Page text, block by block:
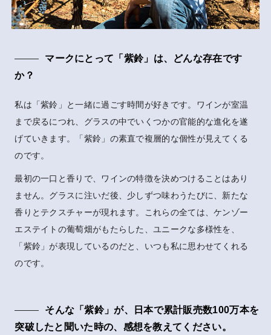
マークにとって「紫鈴」は、どんな存在です
か？
私は「紫鈴」と一緒に過ごす時間が好きです。ワインが室温
まで戻るにつれ、グラスの中でいくつかの官能的な進化を遂
げていきます。「紫鈴」の素直で複層的な個性が見えてくる
のです。
最初の一口と香りで、ワインの特徴を決めつけることはあり
ません。グラスに注いだ後、少しずつ味わうたびに、新たな
香りとテクスチャーが現れます。これらの全ては、ケンゾー
エステイトの葡萄畑がもたらした、ユニークな多様性を、
「紫鈴」が表現しているのだと、いつも私に思わせてくれる
のです。
そんな「紫鈴」が、日本で累計販売数100万本を
突破したと聞いた時の、感想を教えてください。